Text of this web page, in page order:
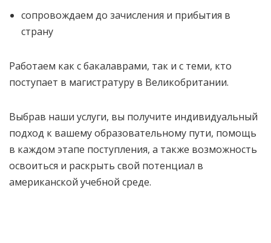
сопровождаем до зачисления и прибытия в
страну
Работаем как с бакалаврами, так и с теми, кто
поступает в магистратуру в Великобритании.
Выбрав наши услуги, вы получите индивидуальный
подход к вашему образовательному пути, помощь
в каждом этапе поступления, а также возможность
освоиться и раскрыть свой потенциал в
американской учебной среде.